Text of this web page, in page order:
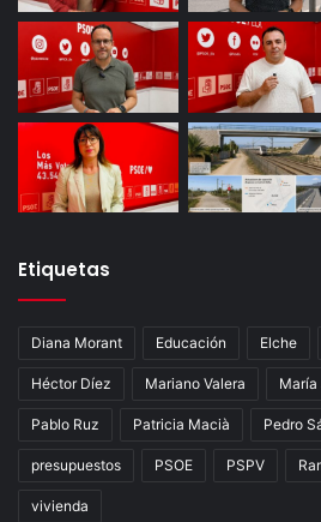
Etiquetas
Diana Morant Educación Elche
Héctor Díez Mariano Valera
Pablo Ruz Patricia Macià Pedro
presupuestos PSOE PSPV
vivienda